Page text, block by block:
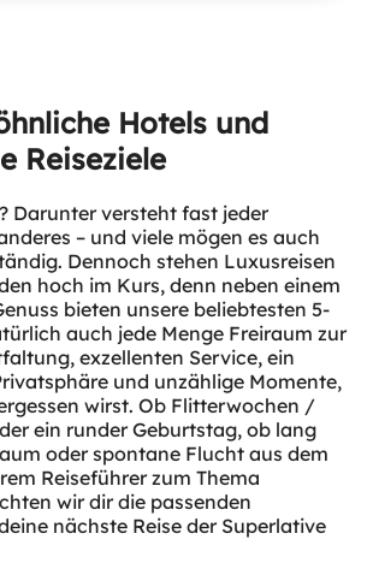
Hotels und
Reiseziele
Darunter versteht fast jeder
– und viele mögen es auch
Dennoch stehen Luxusreisen
hoch im Kurs, denn neben einem
bieten unsere beliebtesten 5-
auch jede Menge Freiraum zur
exzellenten Service, ein
und unzählige Momente,
wirst. Ob Flitterwochen /
ein runder Geburtstag, ob lang
oder spontane Flucht aus dem
Reiseführer zum Thema
wir dir die passenden
nächste Reise der Superlative